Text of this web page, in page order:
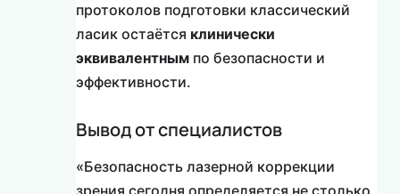
протоколов подготовки классический
ласик остаётся клинически
эквивалентным по безопасности и
эффективности.
Вывод от специалистов
«Безопасность лазерной коррекции